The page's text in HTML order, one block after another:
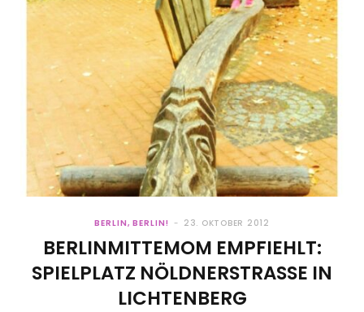
BERLIN, BERLIN! 23. OKTOBER 2012
BERLINMITTEMOM EMPFIEHLT:
SPIELPLATZ NÖLDNERSTRASSE IN L
ICHTENBERG